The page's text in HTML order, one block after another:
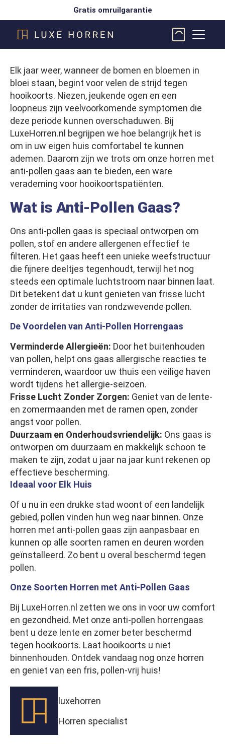
Gratis omruilgarantie
Elk jaar weer, wanneer de bomen en bloemen in
bloei staan, begint voor velen de strijd tegen
hooikoorts. Niezen, jeukende ogen en een
loopneus zijn veelvoorkomende symptomen die
deze periode kunnen overschaduwen. Bij
LuxeHorren.nl begrijpen we hoe belangrijk het is
om in uw eigen huis comfortabel te kunnen
ademen. Daarom zijn we trots om onze horren met
anti-pollen gaas aan te bieden, een ware
verademing voor hooikoortspatiënten.
Wat is Anti-Pollen Gaas?
Ons anti-pollen gaas is speciaal ontworpen om
pollen, stof en andere allergenen effectief te
filteren. Het gaas heeft een unieke weefstructuur
die fijnere deeltjes tegenhoudt, terwijl het nog
steeds een optimale luchtstroom naar binnen laat.
Dit betekent dat u kunt genieten van frisse lucht
zonder de irritaties van rondzwevende pollen.
De Voordelen van Anti-Pollen Horrengaas
Verminderde Allergieën: Door het buitenhouden
van pollen, helpt ons gaas allergische reacties te
verminderen, waardoor uw thuis een veilige haven
wordt tijdens het allergie-seizoen.
Frisse Lucht Zonder Zorgen: Geniet van de lente-
en zomermaanden met de ramen open, zonder
angst voor pollen.
Duurzaam en Onderhoudsvriendelijk: Ons gaas is
ontworpen om duurzaam en makkelijk schoon te
maken te zijn, zodat u jaar na jaar kunt rekenen op
effectieve bescherming.
Ideaal voor Elk Huis
Of u nu in een drukke stad woont of een landelijk
gebied, pollen vinden hun weg naar binnen. Onze
horren met anti-pollen gaas zijn aanpasbaar en
kunnen op alle soorten ramen en deuren worden
geïnstalleerd. Zo bent u overal beschermd tegen
pollen.
Onze Soorten Horren met Anti-Pollen Gaas
Bij LuxeHorren.nl zetten we ons in voor uw comfort
en gezondheid. Met onze anti-pollen horrengaas
bent u deze lente en zomer beter beschermd
tegen hooikoorts. Laat hooikoorts u niet
binnenhouden. Ontdek vandaag nog onze horren
en geniet van een fris, pollen-vrij huis!
luxehorren
Horren specialist